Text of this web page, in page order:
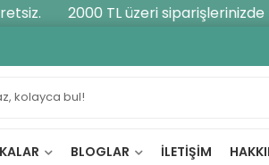
2000 TL üzeri siparişlerinizde
BLOGLAR İLETIŞIM